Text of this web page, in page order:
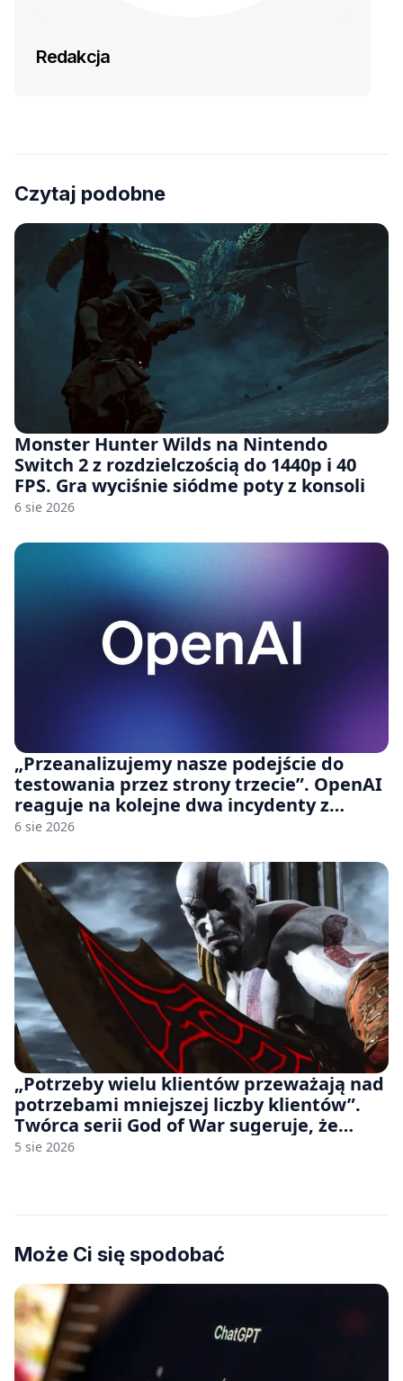
Redakcja
Czytaj podobne
Monster Hunter Wilds na Nintendo
Switch 2 z rozdzielczością do 1440p i 40
FPS. Gra wyciśnie siódme poty z konsoli
6 sie 2026
„Przeanalizujemy nasze podejście do
testowania przez strony trzecie”. OpenAI
reaguje na kolejne dwa incydenty z
udziałem autorskich modeli
6 sie 2026
„Potrzeby wielu klientów przeważają nad
potrzebami mniejszej liczby klientów”.
Twórca serii God of War sugeruje, że
rozumie, dlaczego Sony rezygnuje z gier
5 sie 2026
Może Ci się spodobać